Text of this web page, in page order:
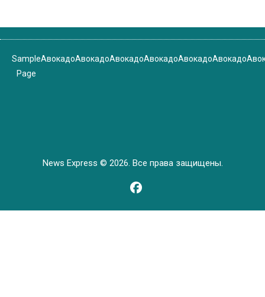
Sample
Page
АвокадоАвокадоАвокадоАвокадоАвокадоАвокадо
News Express © 2026. Все права защищены.